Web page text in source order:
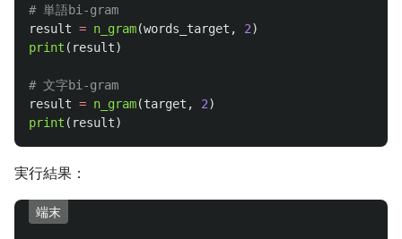
result = n_gram(words_target , 2)
print ( result)
result = n_gram(target , 2)
print ( result)
実行結果：
端末